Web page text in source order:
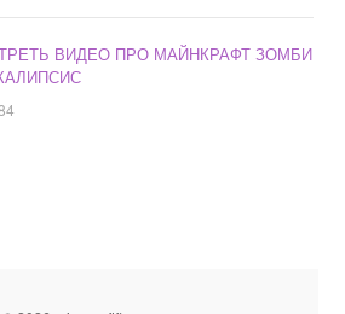
ВИДЕО ПРО МАЙНКРАФТ ЗОМБИ